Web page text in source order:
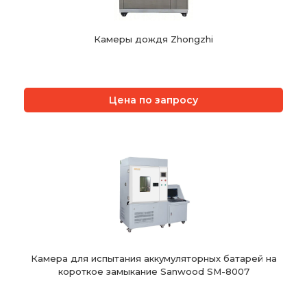
Камеры дождя Zhongzhi
Цена по запросу
Камера для испытания аккумуляторных батарей на
короткое замыкание Sanwood SM-8007